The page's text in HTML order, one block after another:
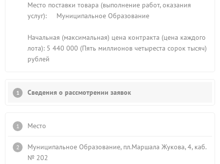
Место поставки товара (выполнение работ, оказания
услуг): Муниципальное Образование
Начальная (максимальная) цена контракта (цена каждого
лота): 5 440 000 (Пять миллионов четыреста сорок тысяч)
рублей
Сведения о рассмотрении заявок
Место
Муниципальное Образование, пл.Маршала Жукова, 4, каб.
№ 202